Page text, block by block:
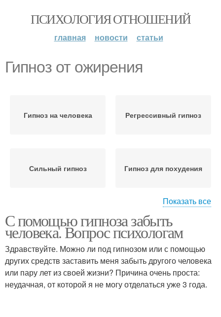
ПСИХОЛОГИЯ ОТНОШЕНИЙ
главная новости статьи
Гипноз от ожирения
Гипноз на человека Регрессивный гипноз
Сильный гипноз Гипноз для похудения
Гипноз от обжорства Гипноз в красноярске
Гипноз от курения Гипноз от переедания
Показать все
С помощью гипноза забыть
человека. Вопрос психологам
Здравствуйте. Можно ли под гипнозом или с помощью
других средств заставить меня забыть другого человека
или пару лет из своей жизни? Причина очень проста:
неудачная, от которой я не могу отделаться уже 3 года.